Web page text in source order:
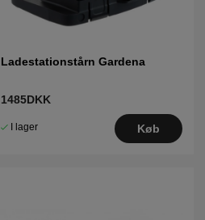
Ladestationstårn Gardena
1485DKK
I lager Køb